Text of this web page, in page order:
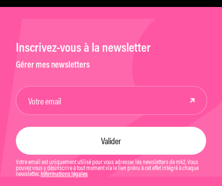
Inscrivez-vous à la newsletter
Gérer mes newsletters
Votre email est uniquement utilisé pour vous adresser les newsletters de mk2. Vous
pouvez vous y désinscrire à tout moment via le lien prévu à cet effet intégré à chaque
newsletter. Informations légales